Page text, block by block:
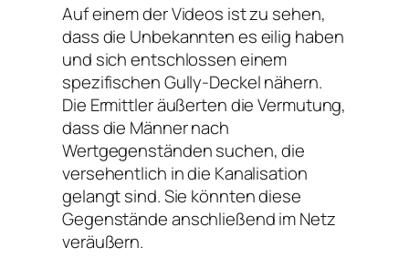
Auf einem der Videos ist zu sehen,
dass die Unbekannten es eilig haben
und sich entschlossen einem
spezifischen Gully-Deckel nähern.
Die Ermittler äußerten die Vermutung,
dass die Männer nach
Wertgegenständen suchen, die
versehentlich in die Kanalisation
gelangt sind. Sie könnten diese
Gegenstände anschließend im Netz
veräußern.